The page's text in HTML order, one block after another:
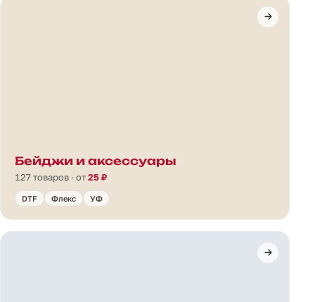
Бейджи и аксессуары
127 товаров · от25 ₽
DTF Флекс УФ